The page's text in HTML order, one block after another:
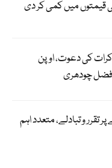
قیمتوں میں کمی کر دی
کی دعوت، اوپن
فضل چودھری
تقرر و تبادلے، متعدد اہم